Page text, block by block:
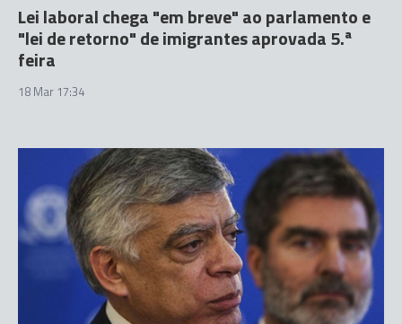
Lei laboral chega "em breve" ao parlamento e
"lei de retorno" de imigrantes aprovada 5.ª
feira
18 Mar 17:34